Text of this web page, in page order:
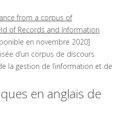
from a corpus of
of Records and Information
en novembre 2020]
d’un corpus de discours
la gestion de l’information et de
en anglais de